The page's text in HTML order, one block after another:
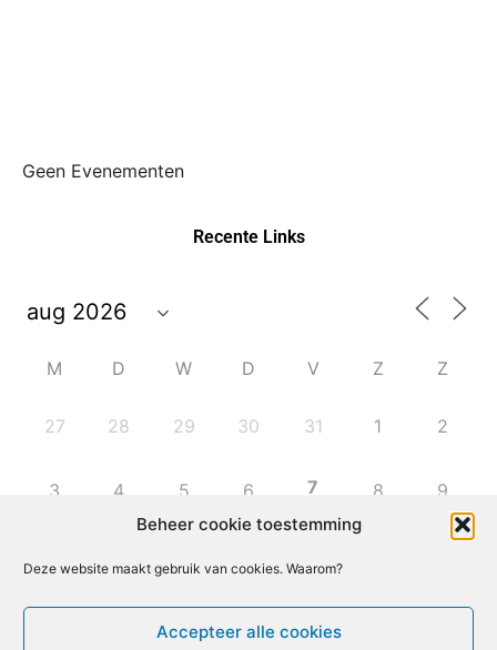
Beheer cookie toestemming
Deze website maakt gebruik van cookies. Waarom?
Accepteer alle cookies
Geen Evenementen
Recente Links
M D W D V Z Z
27 28 29 30 31 1 2
3 4 5 6 7 8 9
21